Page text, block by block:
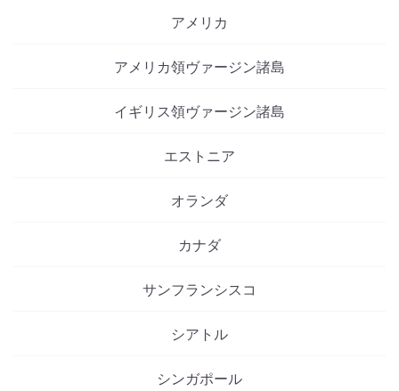
アメリカ
アメリカ領ヴァージン諸島
イギリス領ヴァージン諸島
エストニア
オランダ
カナダ
サンフランシスコ
シアトル
シンガポール